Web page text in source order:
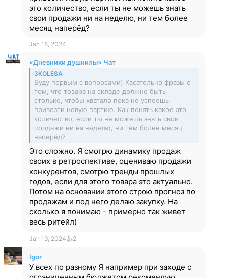
это количество, если ты не можешь знать
свои продажи ни на неделю, ни тем более
месяц наперёд?
Jan 18, 2024
«Дневники душнилы» Чат
3KOLESA
Буду первым с вопросами) Касательно фразы о
том, что товара на складе должно быть
столько, чтобы хватало пока не успеешь
привезти новую партию. Как понять какое это
количество, если ты не можешь знать свои
продажи ни на неделю, ни тем более месяц
наперёд?
Это сложно. Я смотрю динамику продаж
своих в ретроспективе, оцениваю продажи
конкурентов, смотрю тренды прошлых
годов, если для этого товара это актуально.
Потом на основании этого строю прогноз по
продажам и под него делаю закупку. На
сколько я понимаю - примерно так живет
весь ритейл)
Jan 19, 2024👍2
Igor
У всех по разному Я например при заходе с